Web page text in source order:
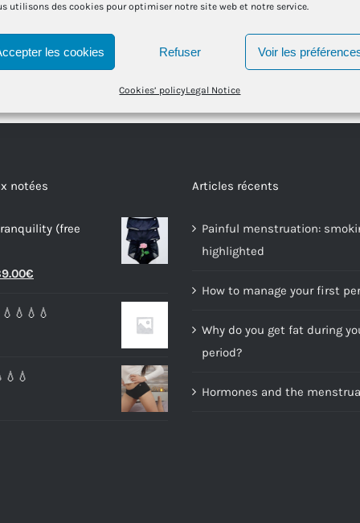
utilisons des cookies pour optimiser notre site web et notre service.
les cookies Refuser Voir les
Cookies’ policyLegal Notice
options This
product
multiple
options
be
product
notées
(free
€
is:
Articles récents
Painful menstruation:
highlighted
How to manage your first
Why do you get fat during
period?
Hormones and the